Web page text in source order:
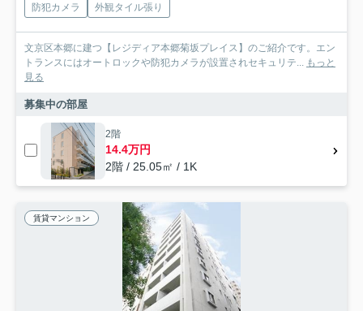
防犯カメラ
外観タイル張り
文京区本郷に建つ【レジディア本郷菊坂プレイス】のご紹介です。エン
トランスにはオートロックや防犯カメラが設置されセキュリテ...
もっと
見る
募集中の部屋
2階
14.4万円
2階 / 25.05㎡ / 1K
賃貸マンション